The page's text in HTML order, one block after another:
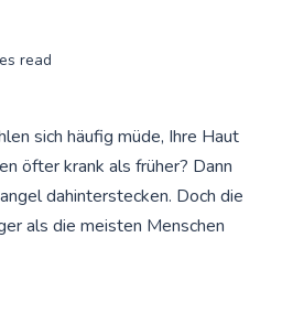
read
sich häufig müde, Ihre Haut
öfter krank als früher? Dann
dahinterstecken. Doch die
als die meisten Menschen